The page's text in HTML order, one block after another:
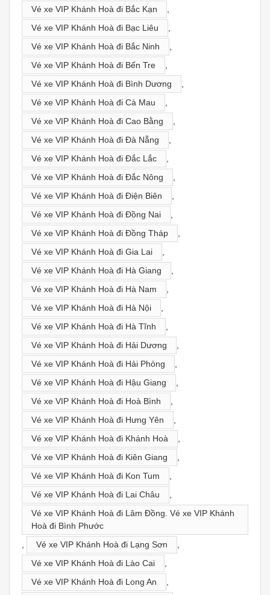
Vé xe VIP Khánh Hoà đi Bắc Kạn
,
Vé xe VIP Khánh Hoà đi Bạc Liêu
,
Vé xe VIP Khánh Hoà đi Bắc Ninh
,
Vé xe VIP Khánh Hoà đi Bến Tre
,
Vé xe VIP Khánh Hoà đi Bình Dương
,
Vé xe VIP Khánh Hoà đi Cà Mau
,
Vé xe VIP Khánh Hoà đi Cao Bằng
,
Vé xe VIP Khánh Hoà đi Đà Nẵng
,
Vé xe VIP Khánh Hoà đi Đắc Lắc
,
Vé xe VIP Khánh Hoà đi Đắc Nông
,
Vé xe VIP Khánh Hoà đi Điện Biên
,
Vé xe VIP Khánh Hoà đi Đồng Nai
,
Vé xe VIP Khánh Hoà đi Đồng Tháp
,
Vé xe VIP Khánh Hoà đi Gia Lai
,
Vé xe VIP Khánh Hoà đi Hà Giang
,
Vé xe VIP Khánh Hoà đi Hà Nam
,
Vé xe VIP Khánh Hoà đi Hà Nội
,
Vé xe VIP Khánh Hoà đi Hà Tĩnh
,
Vé xe VIP Khánh Hoà đi Hải Dương
,
Vé xe VIP Khánh Hoà đi Hải Phòng
,
Vé xe VIP Khánh Hoà đi Hậu Giang
,
Vé xe VIP Khánh Hoà đi Hoà Bình
,
Vé xe VIP Khánh Hoà đi Hưng Yên
,
Vé xe VIP Khánh Hoà đi Khánh Hoà
,
Vé xe VIP Khánh Hoà đi Kiên Giang
,
Vé xe VIP Khánh Hoà đi Kon Tum
,
Vé xe VIP Khánh Hoà đi Lai Châu
,
Vé xe VIP Khánh Hoà đi Lâm Đồng. Vé xe VIP Khánh
Hoà đi Bình Phước
,
Vé xe VIP Khánh Hoà đi Lạng Sơn
,
Vé xe VIP Khánh Hoà đi Lào Cai
,
Vé xe VIP Khánh Hoà đi Long An
,